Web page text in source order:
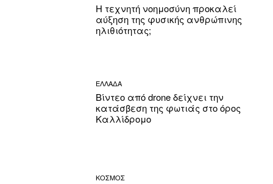
Η τεχνητή νοημοσύνη προκαλεί
αύξηση της φυσικής ανθρώπινης
ηλιθιότητας;
ΕΛΛΑΔΑ
Βίντεο από drone δείχνει την
κατάσβεση της φωτιάς στο όρος
Καλλίδρομο
ΚΟΣΜΟΣ